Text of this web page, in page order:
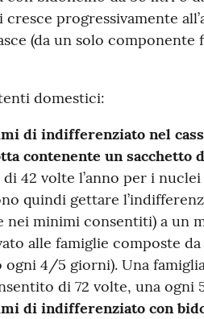
progressivamente
(da un solo componente
domestici:
di indifferenziato nel
contenente un sacchetto
42 volte l’anno per i
quindi gettare
minimi consentiti) a un
alle famiglie composte
4/5 giorni). Una
di 72 volte, una ogni
di indifferenziato con